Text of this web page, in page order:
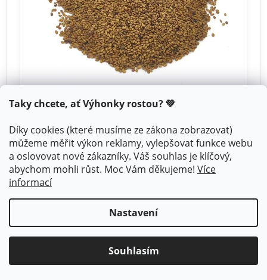
Taky chcete, ať Výhonky rostou? 💚
Díky cookies (které musíme ze zákona zobrazovat)
můžeme měřit výkon reklamy, vylepšovat funkce webu
a oslovovat nové zákazníky. Váš souhlas je klíčový,
abychom mohli růst. Moc Vám děkujeme! Více
informací
Nastavení
Souhlasím
Vojtěška Alfalfa
Klasika mezi microgreens. Jemná chuť, vysoká
klíčivost, funguje vždy.